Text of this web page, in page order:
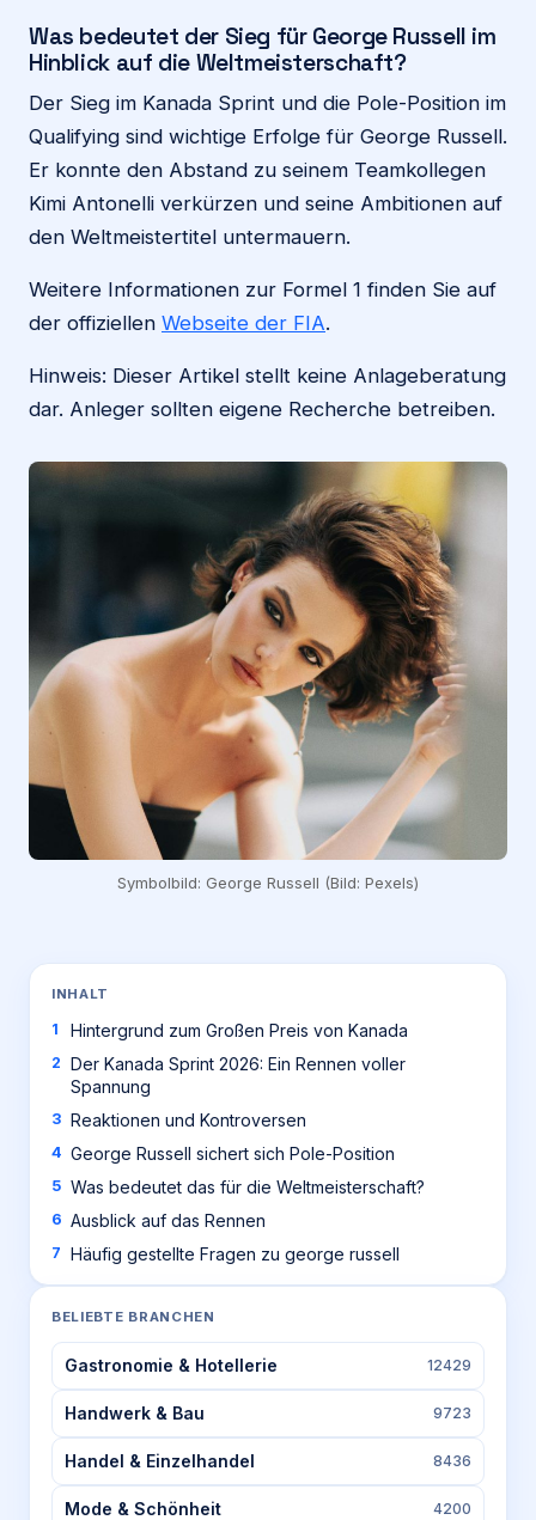
Was bedeutet der Sieg für George Russell im
Hinblick auf die Weltmeisterschaft?
Der Sieg im Kanada Sprint und die Pole-Position im
Qualifying sind wichtige Erfolge für George Russell.
Er konnte den Abstand zu seinem Teamkollegen
Kimi Antonelli verkürzen und seine Ambitionen auf
den Weltmeistertitel untermauern.
Weitere Informationen zur Formel 1 finden Sie auf
der offiziellen Webseite der FIA.
Hinweis: Dieser Artikel stellt keine Anlageberatung
dar. Anleger sollten eigene Recherche betreiben.
Symbolbild: George Russell (Bild: Pexels)
INHALT
Hintergrund zum Großen Preis von Kanada
Der Kanada Sprint 2026: Ein Rennen voller
Spannung
Reaktionen und Kontroversen
George Russell sichert sich Pole-Position
Was bedeutet das für die Weltmeisterschaft?
Ausblick auf das Rennen
Häufig gestellte Fragen zu george russell
BELIEBTE BRANCHEN
Gastronomie & Hotellerie 12429
Handwerk & Bau 9723
Handel & Einzelhandel 8436
Mode & Schönheit 4200